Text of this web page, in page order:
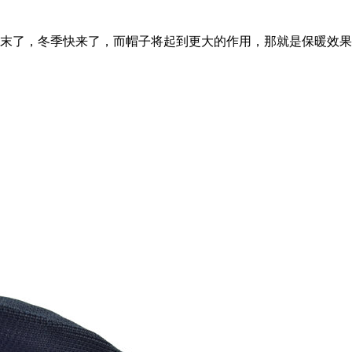
冬季快来了，而帽子将起到更大的作用，那就是保暖效